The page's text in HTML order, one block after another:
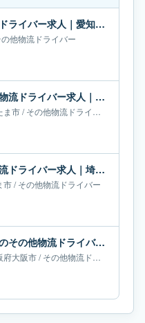
株式会社セイワのその他物流ドライバー求人｜愛知県西尾市
の他物流ドライバー
株式会社ソーデン社のその他物流ドライバー求人｜埼玉県さいたま市｜月給60万-65万円
ま市/その他物流ドライバー
三倭観光株式会社のその他物流ドライバー求人｜埼玉県さいたま市
市/その他物流ドライバー
キョウワプロテック株式会社のその他物流ドライバー求人｜大阪府大阪市
府大阪市/その他物流ドライバー